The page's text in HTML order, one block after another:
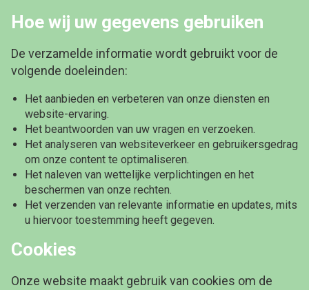
Hoe wij uw gegevens gebruiken
De verzamelde informatie wordt gebruikt voor de
volgende doeleinden:
Het aanbieden en verbeteren van onze diensten en
website-ervaring.
Het beantwoorden van uw vragen en verzoeken.
Het analyseren van websiteverkeer en gebruikersgedrag
om onze content te optimaliseren.
Het naleven van wettelijke verplichtingen en het
beschermen van onze rechten.
Het verzenden van relevante informatie en updates, mits
u hiervoor toestemming heeft gegeven.
Cookies
Onze website maakt gebruik van cookies om de